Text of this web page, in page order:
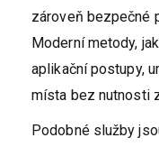
zároveň bezpečné
Moderní metody,
aplikační postupy,
místa bez nutnosti
Podobné služby